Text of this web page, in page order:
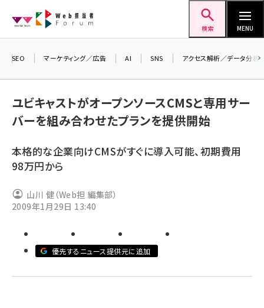
ン
検索 MENU
ai (2801)
note (2310)
z世代 (1620)
SEO マーケティング／広告 AI SNS アクセス解析／データ分析
ユビキャストがオープンソースCMSと専用サー
バーを組み合わせたプランを提供開始
本格的な企業向けCMSがすぐに導入可能、初期費用
98万円から
山川 健（Web担 編集部）
2009年1月29日 13:40
優先するニュース提供元に追加
差し